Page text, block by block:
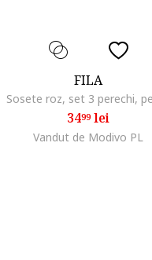
FILA
3499lei
Vandut de Modivo PL